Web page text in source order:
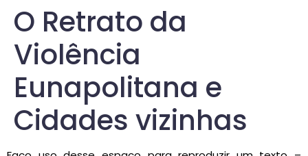
O Retrato da
Violência
Eunapolitana e
Cidades vizinhas